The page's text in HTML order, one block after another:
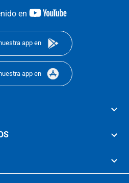
en
youtube-
app en
app en